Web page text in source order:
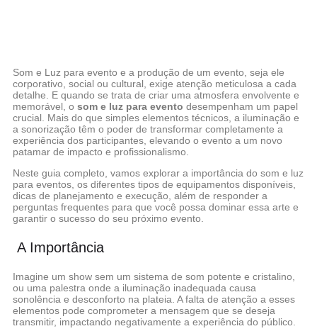
Som e Luz para evento e a produção de um evento, seja ele
corporativo, social ou cultural, exige atenção meticulosa a cada
detalhe. E quando se trata de criar uma atmosfera envolvente e
memorável, o som e luz para evento desempenham um papel
crucial. Mais do que simples elementos técnicos, a iluminação e
a sonorização têm o poder de transformar completamente a
experiência dos participantes, elevando o evento a um novo
patamar de impacto e profissionalismo.
Neste guia completo, vamos explorar a importância do som e luz
para eventos, os diferentes tipos de equipamentos disponíveis,
dicas de planejamento e execução, além de responder a
perguntas frequentes para que você possa dominar essa arte e
garantir o sucesso do seu próximo evento.
A Importância
Imagine um show sem um sistema de som potente e cristalino,
ou uma palestra onde a iluminação inadequada causa
sonolência e desconforto na plateia. A falta de atenção a esses
elementos pode comprometer a mensagem que se deseja
transmitir, impactando negativamente a experiência do público.